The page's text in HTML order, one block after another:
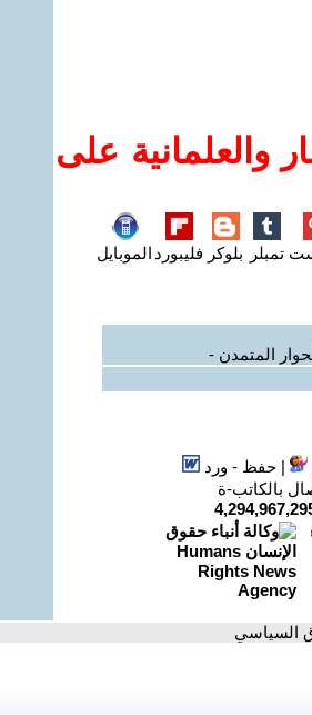
والعلمانية على
تمبلر بلوكر فليبورد الموبايل
المتمدن -
|حفظ - ورد
بالكاتب-ة
السياسي